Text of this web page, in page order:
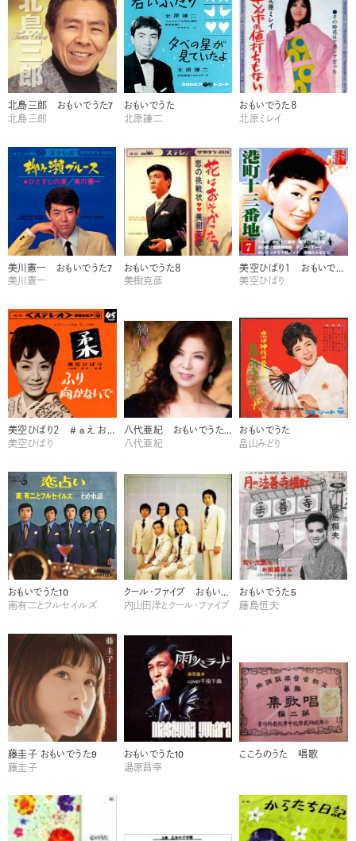
北島三郎 おもいでうた7
北島三郎
おもいでうた
北原謙二
おもいでうた８
北原ミレイ
美川憲一 おもいでうた7
美川憲一
おもいでうた８
美樹克彦
美空ひばり１ おもいでうた
美空ひばり
美空ひばり２ # a え おもいでうた12
美空ひばり
八代亜紀 おもいでうた10
八代亜紀
おもいでうた
畠山みどり
おもいでうた10
南有二とフルセイルズ
クール・ファイブ おもいでうた9
内山田洋とクール・ファイブ
おもいでうた5
藤島恒夫
藤圭子 おもいでうた9
藤圭子
おもいでうた10
湯原昌幸
こころのうた 唱歌